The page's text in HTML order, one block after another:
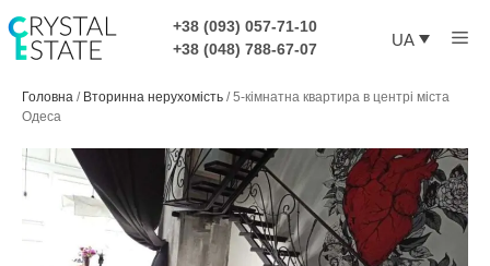
до
контенту
+38 (093) 057-71-10
+38 (048) 788-67-07
UA
Головна / Вторинна нерухомість /5-кімнатна квартира в центрі міста
Одеса